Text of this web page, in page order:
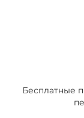
Бесплатные